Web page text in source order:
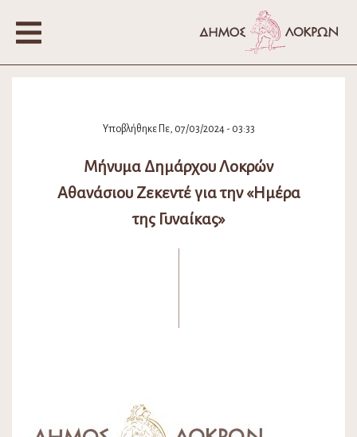
Υποβλήθηκε Πε, 07/03/2024 - 03:33
Μήνυμα Δημάρχου Λοκρών
Αθανάσιου Ζεκεντέ για την «Ημέρα
της Γυναίκας»